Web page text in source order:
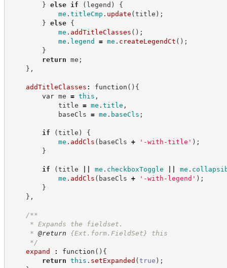
} else if ( legend )
{
me . titleCmp . update (title ) ;
} else
{
me . addTitleClasses ( ) ;
me . legend = me . createLegendCt ( ) ;
}
return me ;
} ,
addTitleClasses : function ( ) {
var me = this ,
title = me . title ,
baseCls = me . baseCls ;
if (title )
{
me . addCls ( baseCls + ' -with-title ' ) ;
}
if (title me . checkboxToggle me .
me . addCls ( baseCls + ' -with-legend ' ) ;
}
} ,
/**
* Expands the fieldset.
* @return {Ext.form.FieldSet}
this
*/
expand
: function ( ) {
return this . setExpanded (true ) ;